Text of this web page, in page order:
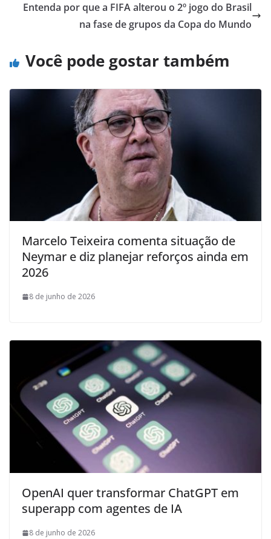
Entenda por que a FIFA alterou o 2º jogo do Brasil
na fase de grupos da Copa do Mundo
Você pode gostar também
Marcelo Teixeira comenta situação de
Neymar e diz planejar reforços ainda em
2026
8 de junho de 2026
OpenAI quer transformar ChatGPT em
superapp com agentes de IA
8 de junho de 2026